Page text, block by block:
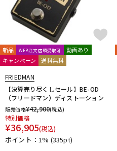
中古
新品 WEB注文店頭受取可
動画あり
キャンペーン
送料無料
FRIEDMAN
【決算売り尽くしセール】BE-OD
（フリードマン）ディストーション
販売価格¥42,900(税込)
特別価格
¥36,905(税込)
ポイント：1% (335pt)